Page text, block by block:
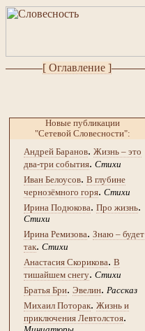
[ Оглавление ]
Новые публикации
"Сетевой Словесности":
Андрей Баранов. Жизнь – это
два-три события. Стихи
Иван Белоусов. В глубине
чернозёмного горя. Стихи
Ирина Подюкова. Про жизнь.
Стихи
Ирина Ремизова. Знаю – будет
так. Стихи
Анастасия Скорикова. В
тишайшем снегу. Стихи
Братья Бри. Эвелин. Рассказ
Михаил Поторак. Жизнь и
приключения Левтолстоя.